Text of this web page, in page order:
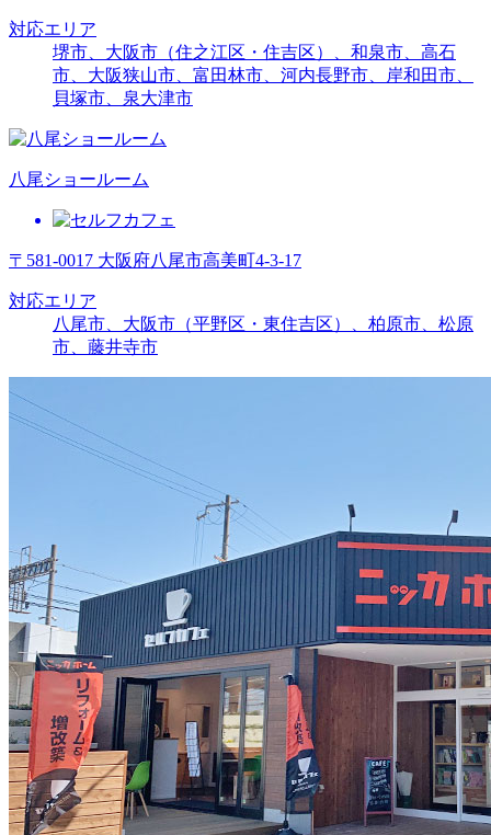
対応エリア
堺市、大阪市（住之江区・住吉区）、和泉市、高石
市、大阪狭山市、富田林市、河内長野市、岸和田市、
貝塚市、泉大津市
八尾ショールーム
〒581-0017 大阪府八尾市高美町4-3-17
対応エリア
八尾市、大阪市（平野区・東住吉区）、柏原市、松原
市、藤井寺市